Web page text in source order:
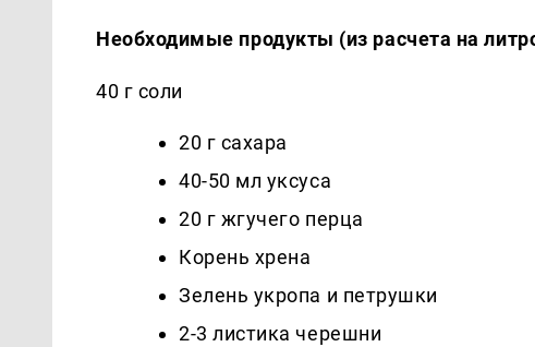
Необходимые продукты (из расчета на
40 г соли
20 г сахара
40-50 мл уксуса
20 г жгучего перца
Корень хрена
Зелень укропа и петрушки
2-3 листика черешни